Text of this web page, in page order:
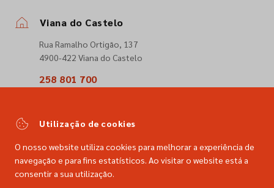
Viana do Castelo
Rua Ramalho Ortigão, 137
4900-422 Viana do Castelo
258 801 700
comercial@dimacer.com
Utilização de cookies
O nosso website utiliza cookies para melhorar a experiência de
navegação e para fins estatísticos. Ao visitar o website está a
consentir a sua utilização.